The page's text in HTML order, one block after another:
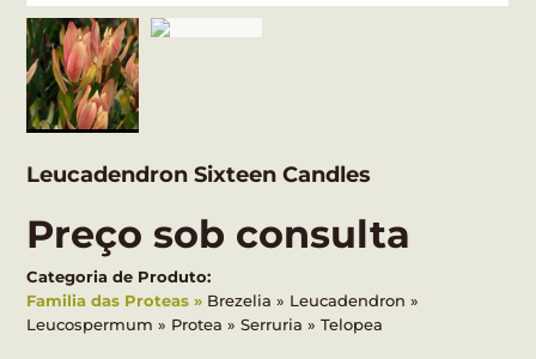
Leucadendron Sixteen Candles
Preço sob consulta
Categoria de Produto:
Familia das Proteas
Brezelia
Leucadendron
Leucospermum
Protea Serruria Telopea